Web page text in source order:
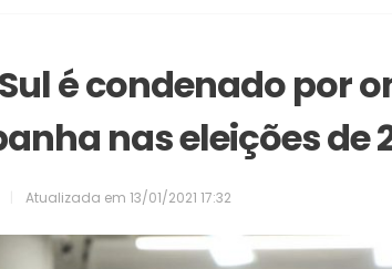
é condenado por
nas eleições de
Atualizada em 13/01/2021 17:32